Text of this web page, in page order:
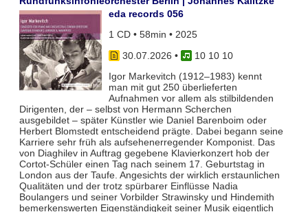
eda records 056
1 CD • 58min • 2025
30.07.2026 •
10 10 10
Igor Markevitch (1912–1983) kennt
man mit gut 250 überlieferten
Aufnahmen vor allem als stilbildenden
Dirigenten, der – selbst von Hermann Scherchen
ausgebildet – später Künstler wie Daniel Barenboim oder
Herbert Blomstedt entscheidend prägte. Dabei begann seine
Karriere sehr früh als aufsehenerregender Komponist. Das
von Diaghilev in Auftrag gegebene Klavierkonzert hob der
Cortot-Schüler einen Tag nach seinem 17. Geburtstag in
London aus der Taufe. Angesichts der wirklich erstaunlichen
Qualitäten und der trotz spürbarer Einflüsse Nadia
Boulangers und seiner Vorbilder Strawinsky und Hindemith
bemerkenswerten Eigenständigkeit seiner Musik eigentlich